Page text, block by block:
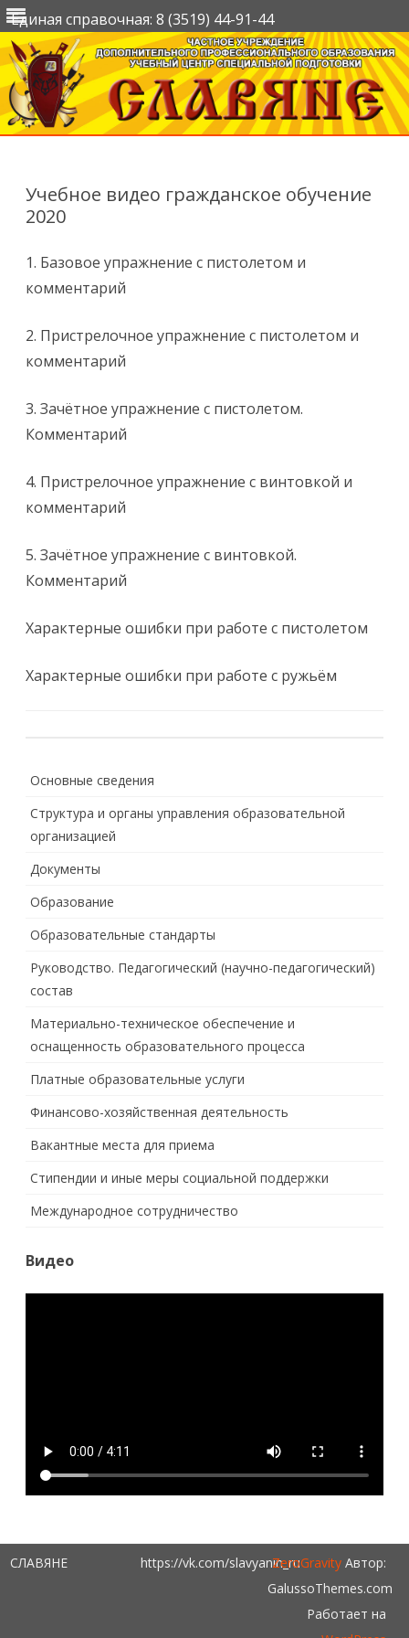
Единая справочная: 8 (3519) 44-91-44
Учебное видео гражданское обучение
2020
1. Базовое упражнение с пистолетом и
комментарий
2. Пристрелочное упражнение с пистолетом и
комментарий
3. Зачётное упражнение с пистолетом.
Комментарий
4. Пристрелочное упражнение с винтовкой и
комментарий
5. Зачётное упражнение с винтовкой.
Комментарий
Характерные ошибки при работе с пистолетом
Характерные ошибки при работе с ружьём
Основные сведения
Структура и органы управления образовательной
организацией
Документы
Образование
Образовательные стандарты
Руководство. Педагогический (научно-педагогический)
состав
Материально-техническое обеспечение и
оснащенность образовательного процесса
Платные образовательные услуги
Финансово-хозяйственная деятельность
Вакантные места для приема
Стипендии и иные меры социальной поддержки
Международное сотрудничество
Видео
СЛАВЯНЕ https://vk.com/slavyanin_ruZeroGravityАвтор:
GalussoThemes.com
Работает на